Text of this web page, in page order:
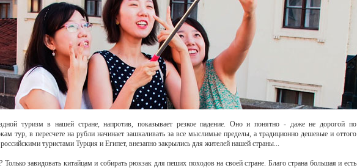
туризм в нашей стране, напротив, показывает резкое падение. Оно и понятно - даже не дорогой по
тур, в пересчете на рубли начинает зашкаливать за все мыслимые пределы, а традиционно дешевые и оттого
туристами Турция и Египет, внезапно закрылись для жителей нашей страны...
Только завидовать китайцам и собирать рюкзак для пеших походов на своей стране. Благо страна большая и есть